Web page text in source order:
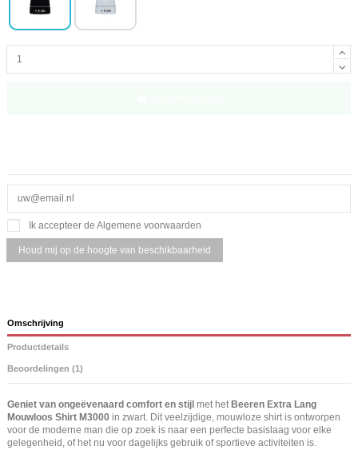
Ik accepteer de Algemene voorwaarden
Omschrijving
Productdetails
Beoordelingen (1)
Geniet van ongeëvenaard comfort en stijl met het Beeren Extra Lang
Mouwloos Shirt M3000 in zwart. Dit veelzijdige, mouwloze shirt is ontworpen
voor de moderne man die op zoek is naar een perfecte basislaag voor elke
gelegenheid, of het nu voor dagelijks gebruik of sportieve activiteiten is.